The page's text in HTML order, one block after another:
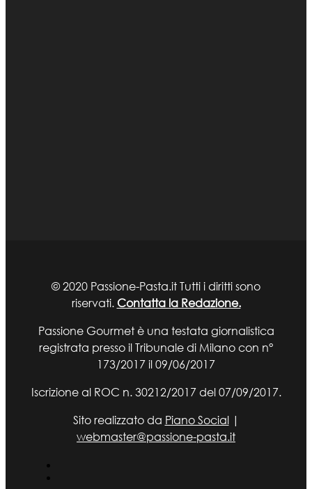
© 2020 Passione-Pasta.it Tutti i diritti sono
riservati. Contatta la Redazione.
Passione Gourmet è una testata giornalistica
registrata presso il Tribunale di Milano con n°
173/2017 il 09/06/2017
Iscrizione al ROC n. 30212/2017 del 07/09/2017.
Sito realizzato da Piano Social|
webmaster@passione-pasta.it